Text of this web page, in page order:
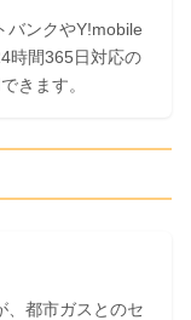
バンクやY!mobile
時間365日対応の
きます。
、都市ガスとのセ